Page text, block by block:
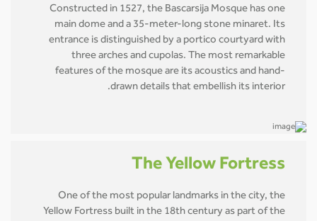
Constructed in 1527, the Bascarsija Mosque has one
main dome and a 35-meter-long stone minaret. Its
entrance is distinguished by a portico courtyard with
three arches and cupolas. The most remarkable
features of the mosque are its acoustics and hand-
drawn details that embellish its interior.
The Yellow Fortress
One of the most popular landmarks in the city, the
Yellow Fortress built in the 18th century as part of the